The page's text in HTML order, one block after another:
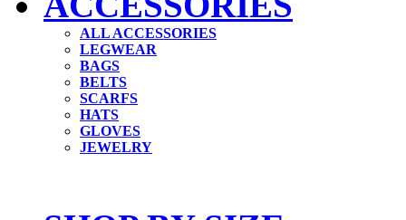
ALL ACCESSORIES
LEGWEAR
BAGS
BELTS
SCARFS
HATS
GLOVES
JEWELRY